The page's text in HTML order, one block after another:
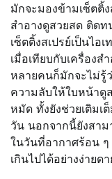
มักจะมองข้ามเซ็ตติ้ง
สำอางดูสวยสด ติด
เซ็ตติ้งสเปรย์เป็นไ
เมื่อเทียบกับเครื่อง
หลายคนก็มักจะไม่รู้
ความลับให้ใบหน้าดู
หมัด ทั้งยังช่วยเติม
วัน นอกจากนี้ยังสา
ในวันที่อากาศร้อน
เกินไปได้อย่างง่ายดา